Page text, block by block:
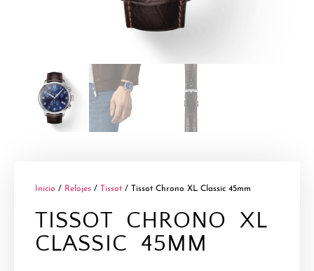
Inicio / Relojes / Tissot / Tissot Chrono XL Classic 45mm
TISSOT CHRONO XL
CLASSIC 45MM